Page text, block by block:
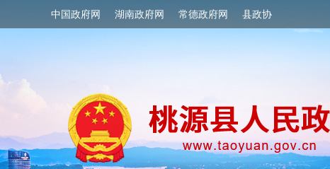
中国政府网 湖南政府网 常德政府网 县政协